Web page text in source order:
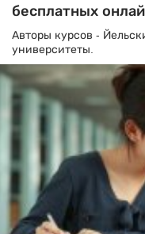
бесплатных
Авторы курсов -
университеты.